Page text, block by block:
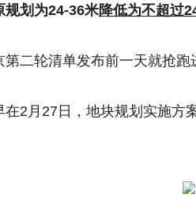
规划为24-36米降低为不超过
二轮清单发布前一天就抢跑
在2月27日，地块规划实施方